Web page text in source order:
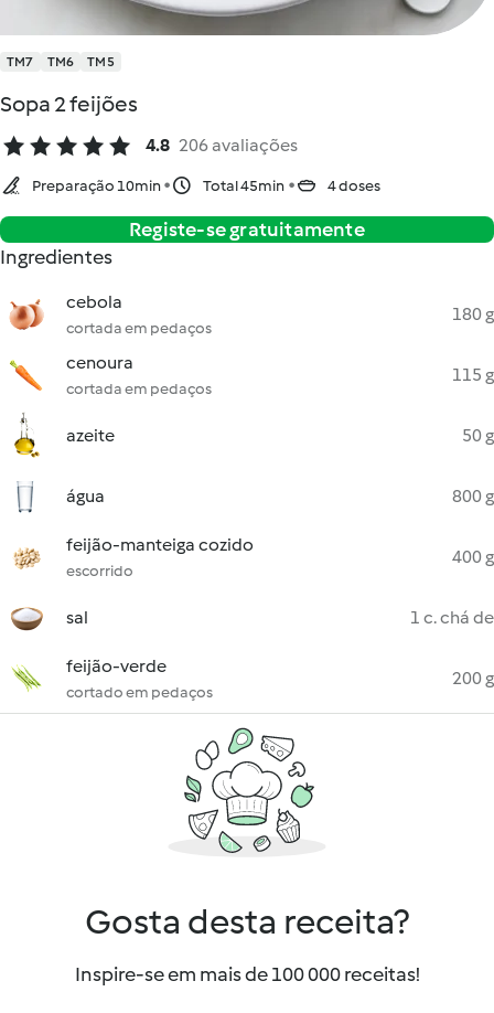
TM7 TM6 TM5
Sopa 2 feijões
4.8 206 avaliações
Preparação 10min Total 45min 4 doses
Registe-se gratuitamente
Ingredientes
cebola
cortada em pedaços
180 g
cenoura
cortada em pedaços
115 g
azeite 50 g
água 800 g
feijão-manteiga cozido
escorrido
400 g
sal 1 c. chá de
feijão-verde
cortado em pedaços
200 g
Gosta desta receita?
Inspire-se em mais de 100 000 receitas!